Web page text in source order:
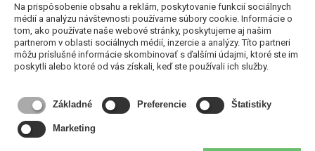
InOut NP-2 - prehrávač spúšťaný kontaktom
551,08 €s DPH
DO KOŠÍKA
Na prispôsobenie obsahu a reklám, poskytovanie funkcií sociálnych
médií a analýzu návštevnosti používame súbory cookie. Informácie o
tom, ako používate naše webové stránky, poskytujeme aj našim
partnerom v oblasti sociálnych médií, inzercie a analýzy. Títo partneri
môžu príslušné informácie skombinovať s ďalšími údajmi, ktoré ste im
poskytli alebo ktoré od vás získali, keď ste používali ich služby.
Základné Preferencie Štatistiky
Marketing